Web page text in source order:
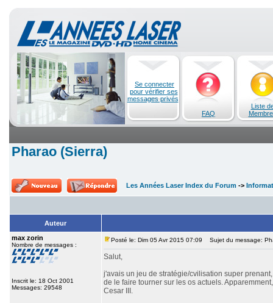
Se connecter
pour vérifier ses
messages privés
FAQ
Liste
Pharao (Sierra)
Les Années Laser Index du Forum ->
Auteur
max zorin
Nombre de messages :
Inscrit le: 18 Oct 2001
Messages: 29548
Posté le: Dim 05 Avr 2015 07:09 Sujet du message:
Salut,
j'avais un jeu de stratégie/cvilisation super
de le faire tourner sur les os actuels.
Cesar III.